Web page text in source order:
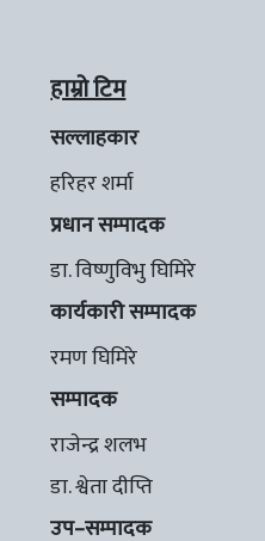
हाम्रो टिम
सल्लाहकार
हरिहर शर्मा
प्रधान सम्पादक
डा. विष्णुविभु घिमिरे
कार्यकारी सम्पादक
रमण घिमिरे
सम्पादक
राजेन्द्र शलभ
डा. श्वेता दीप्ति
उप–सम्पादक